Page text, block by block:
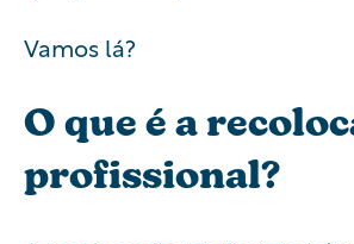
Vamos lá?
O que é a
profissional?